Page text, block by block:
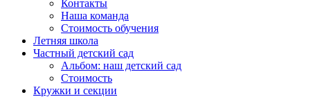
Контакты
Наша команда
Стоимость обучения
Летняя школа
Частный детский сад
Альбом: наш детский сад
Стоимость
Кружки и секции